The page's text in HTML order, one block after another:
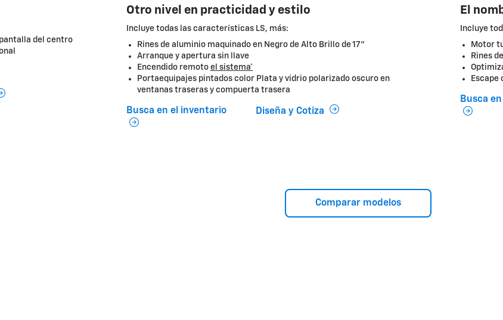
del centro
Otro nivel en practicidad y estilo
Incluye todas las características LS, más:
Rines de aluminio maquinado en Negro de Alto Brillo de 17"
Arranque y apertura sin llave
Encendido remoto el sistema*
Portaequipajes pintados color Plata y vidrio polarizado oscuro en
ventanas traseras y compuerta trasera
Busca en el inventario Diseña y Cotiza
El
Incluye
Motor
Rines
Escape
Busca
Comparar modelos